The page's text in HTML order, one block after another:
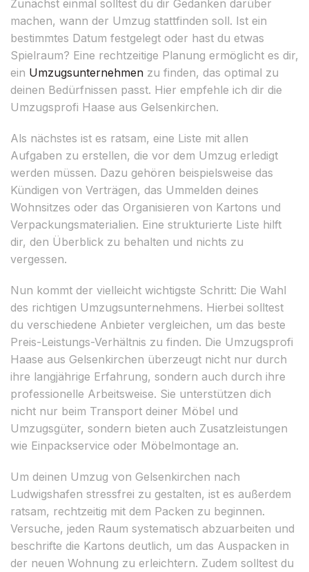
Zunächst einmal solltest du dir Gedanken darüber
machen, wann der Umzug stattfinden soll. Ist ein
bestimmtes Datum festgelegt oder hast du etwas
Spielraum? Eine rechtzeitige Planung ermöglicht es dir,
ein Umzugsunternehmen zu finden, das optimal zu
deinen Bedürfnissen passt. Hier empfehle ich dir die
Umzugsprofi Haase aus Gelsenkirchen.
Als nächstes ist es ratsam, eine Liste mit allen
Aufgaben zu erstellen, die vor dem Umzug erledigt
werden müssen. Dazu gehören beispielsweise das
Kündigen von Verträgen, das Ummelden deines
Wohnsitzes oder das Organisieren von Kartons und
Verpackungsmaterialien. Eine strukturierte Liste hilft
dir, den Überblick zu behalten und nichts zu
vergessen.
Nun kommt der vielleicht wichtigste Schritt: Die Wahl
des richtigen Umzugsunternehmens. Hierbei solltest
du verschiedene Anbieter vergleichen, um das beste
Preis-Leistungs-Verhältnis zu finden. Die Umzugsprofi
Haase aus Gelsenkirchen überzeugt nicht nur durch
ihre langjährige Erfahrung, sondern auch durch ihre
professionelle Arbeitsweise. Sie unterstützen dich
nicht nur beim Transport deiner Möbel und
Umzugsgüter, sondern bieten auch Zusatzleistungen
wie Einpackservice oder Möbelmontage an.
Um deinen Umzug von Gelsenkirchen nach
Ludwigshafen stressfrei zu gestalten, ist es außerdem
ratsam, rechtzeitig mit dem Packen zu beginnen.
Versuche, jeden Raum systematisch abzuarbeiten und
beschrifte die Kartons deutlich, um das Auspacken in
der neuen Wohnung zu erleichtern. Zudem solltest du